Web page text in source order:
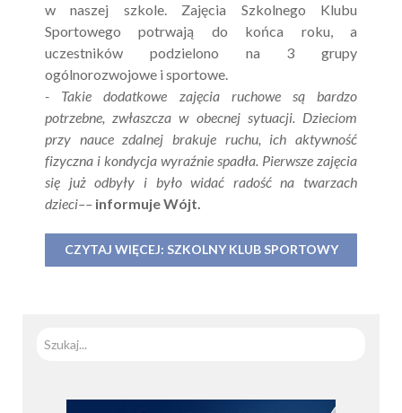
w naszej szkole. Zajęcia Szkolnego Klubu
Sportowego potrwają do końca roku, a
uczestników podzielono na 3 grupy
ogólnorozwojowe i sportowe.
- Takie dodatkowe zajęcia ruchowe są bardzo
potrzebne, zwłaszcza w obecnej sytuacji. Dzieciom
przy nauce zdalnej brakuje ruchu, ich aktywność
fizyczna i kondycja wyraźnie spadła. Pierwsze zajęcia
się już odbyły i było widać radość na twarzach
dzieci–– informuje Wójt.
CZYTAJ WIĘCEJ: SZKOLNY KLUB SPORTOWY